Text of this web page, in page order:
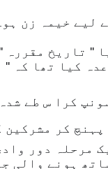
لیے خیمہ زن
'' تاریخ
رواحہ کو سونپ
کر مشرکین
مرحلہ دور
ہونے والی